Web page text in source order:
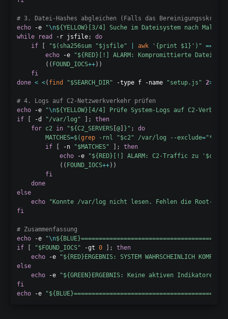
# 3. Datei-Hashes abgleichen (Falls das Bereinigungsskript
echo -e "\n${YELLOW} [3/4] Suche im Dateisystem nach
while
read -r jsfile;
do
if
"$( sha256sum "$jsfile" awk '{print $1}' ) " ==
echo -e "${RED} [!] ALARM: Kompromittierte Datei
(( FOUND_IOCS++))
fi
done < <( find "$SEARCH_DIR" -type f -name "setup.js" 2>
# 4. Logs auf C2-Netzwerkverkehr prüfen
echo -e "\n${YELLOW} [4/4] Prüfe System-Logs auf C2-
if
-d "/var/log" ;
then
for c2 in "${C2_SERVERS @ } " ;
do
MATCHES=$(grep -rnl "$c2" /var/log --exclude="*.gz"
if
-n "$MATCHES" ;
then
echo -e "${RED} [!] ALARM: C2-Traffic zu ' $c2
(( FOUND_IOCS++))
fi
done
else
echo
"Konnte /var/log nicht lesen. Fehlen die Root-
fi
# Zusammenfassung
echo -e "\n${BLUE}
if
"$FOUND_IOCS" -gt 0 ;
then
echo -e "${RED} ERGEBNIS: SYSTEM WAHRSCHEINLICH
else
echo -e "${GREEN} ERGEBNIS: Keine aktiven Indikatoren
fi
echo -e "${BLUE}